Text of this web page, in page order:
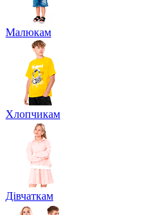
Малюкам
Хлопчикам
Дівчаткам